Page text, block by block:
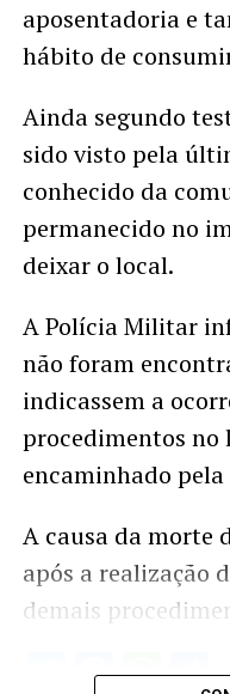
aposentadoria e
hábito de
Ainda segundo
sido visto pela
conhecido da
permanecido no
deixar o local.
A Polícia Militar
não foram
indicassem a
procedimentos no
encaminhado
A causa da morte
após a realização
demais
Twitter